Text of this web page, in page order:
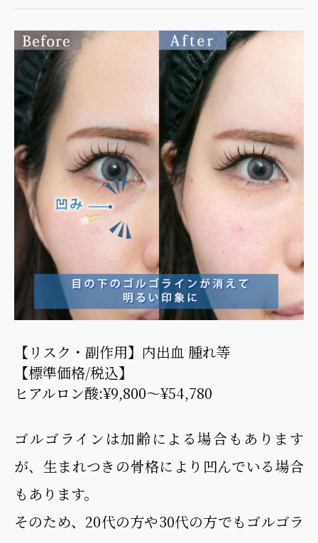
【リスク・副作用】内出血 腫れ等
【標準価格/税込】
ヒアルロン酸:¥9,800～¥54,780
ゴルゴラインは加齢による場合もあります
が、生まれつきの骨格により凹んでいる場合
もあります。
そのため、20代の方や30代の方でもゴルゴラ